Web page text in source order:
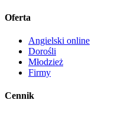
Oferta
Angielski online
Dorośli
Młodzież
Firmy
Cennik